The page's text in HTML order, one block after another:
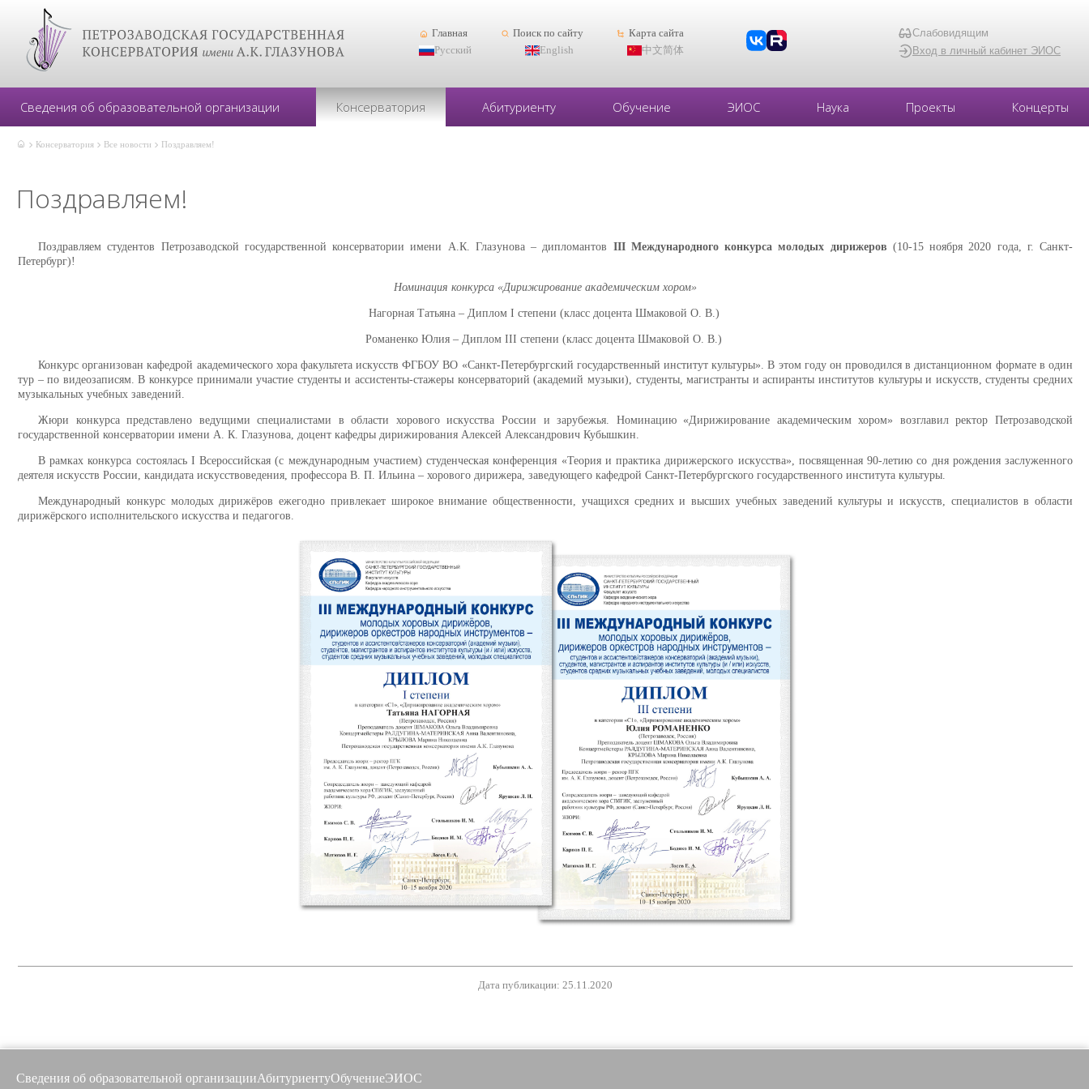
Главная Поиск по сайту
Карта сайта
Русский
English 中文简体
Слабовидящим
Вход в личный кабинет ЭИОС
Сведения об образовательной организации Консерватория Абитуриенту Обучение ЭИОС Наука Проекты Концерты
Консерватория Все новости Поздравляем!
Поздравляем!
Поздравляем студентов Петрозаводской государственной консерватории имени А.К. Глазунова – дипломантов III Международного конкурса молодых дирижеров (10-15 ноября 2020 года, г. Санкт-
Петербург)!
Номинация конкурса «Дирижирование академическим хором»
Нагорная Татьяна – Диплом I степени (класс доцента Шмаковой О. В.)
Романенко Юлия – Диплом III степени (класс доцента Шмаковой О. В.)
Конкурс организован кафедрой академического хора факультета искусств ФГБОУ ВО «Санкт-Петербургский государственный институт культуры». В этом году он проводился в дистанционном формате в один
тур – по видеозаписям. В конкурсе принимали участие студенты и ассистенты-стажеры консерваторий (академий музыки), студенты, магистранты и аспиранты институтов культуры и искусств, студенты средних
музыкальных учебных заведений.
Жюри конкурса представлено ведущими специалистами в области хорового искусства России и зарубежья. Номинацию «Дирижирование академическим хором» возглавил ректор Петрозаводской
государственной консерватории имени А. К. Глазунова, доцент кафедры дирижирования Алексей Александрович Кубышкин.
В рамках конкурса состоялась I Всероссийская (с международным участием) студенческая конференция «Теория и практика дирижерского искусства», посвященная 90-летию со дня рождения заслуженного
деятеля искусств России, кандидата искусствоведения, профессора В. П. Ильина – хорового дирижера, заведующего кафедрой Санкт-Петербургского государственного института культуры.
Международный конкурс молодых дирижёров ежегодно привлекает широкое внимание общественности, учащихся средних и высших учебных заведений культуры и искусств, специалистов в области
дирижёрского исполнительского искусства и педагогов.
Дата публикации: 25.11.2020
Сведения об образовательной организацииАбитуриентуОбучениеЭИОС